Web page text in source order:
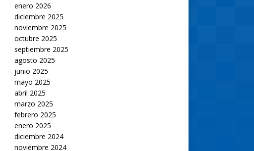
enero 2026
diciembre 2025
noviembre 2025
octubre 2025
septiembre 2025
agosto 2025
junio 2025
mayo 2025
abril 2025
marzo 2025
febrero 2025
enero 2025
diciembre 2024
noviembre 2024